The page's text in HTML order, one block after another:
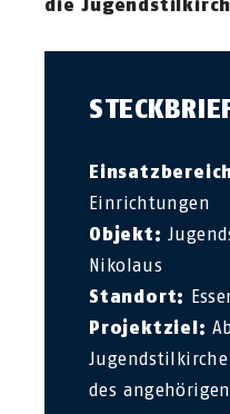
die
Einrichtungen
Objekt:
Nikolaus
Standort:
Projektziel:
des